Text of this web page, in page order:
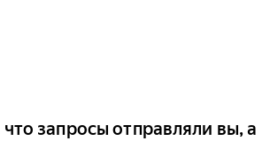
запросы отправляли вы, а